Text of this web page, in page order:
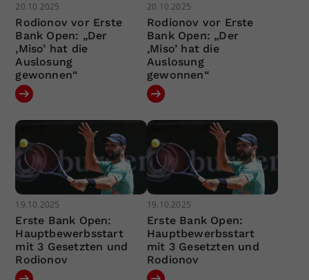
20.10.2025
Rodionov vor Erste
Bank Open: „Der
‚Miso’ hat die
Auslosung
gewonnen“
20.10.2025
Rodionov vor Erste
Bank Open: „Der
‚Miso’ hat die
Auslosung
gewonnen“
19.10.2025
Erste Bank Open:
Hauptbewerbsstart
mit 3 Gesetzten und
Rodionov
19.10.2025
Erste Bank Open:
Hauptbewerbsstart
mit 3 Gesetzten und
Rodionov